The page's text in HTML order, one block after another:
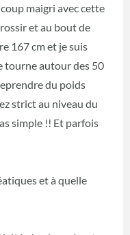
maigri avec cette
et au bout de
167 cm et je suis
tourne autour des 50
du poids
strict au niveau du
simple !! Et parfois
et à quelle